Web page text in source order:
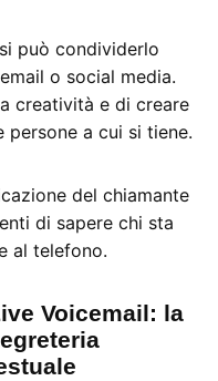
può condividerlo
o social media.
creatività e di creare
a cui si tiene.
del chiamante
di sapere chi sta
al telefono.
Voicemail: la